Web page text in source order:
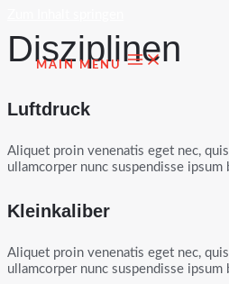
MAIN MENU
Disziplinen
Luftdruck
Aliquet proin venenatis eget nec,
ullamcorper nunc suspendisse ipsum
Kleinkaliber
Aliquet proin venenatis eget nec,
ullamcorper nunc suspendisse ipsum